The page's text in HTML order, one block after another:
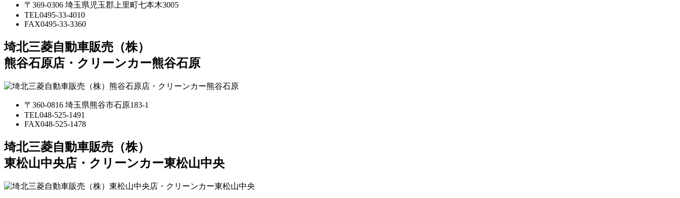
〒369-0306 埼玉県児玉郡上里町七本木3005
TEL0495-33-4010
FAX0495-33-3360
埼北三菱自動車販売（株）
熊谷石原店・クリーンカー熊谷石原
〒360-0816 埼玉県熊谷市石原183-1
TEL048-525-1491
FAX048-525-1478
埼北三菱自動車販売（株）
東松山中央店・クリーンカー東松山中央